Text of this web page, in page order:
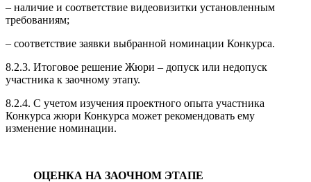
– наличие и соответствие видеовизитки установленным
требованиям;
– соответствие заявки выбранной номинации Конкурса.
8.2.3. Итоговое решение Жюри – допуск или недопуск
участника к заочному этапу.
8.2.4. С учетом изучения проектного опыта участника
Конкурса жюри Конкурса может рекомендовать ему
изменение номинации.
ОЦЕНКА НА ЗАОЧНОМ ЭТАПЕ